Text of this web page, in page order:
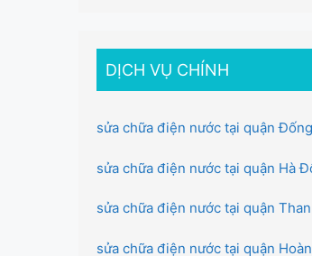
DỊCH VỤ CHÍNH
sửa chữa điện nước tại quận
sửa chữa điện nước tại quận Hà
sửa chữa điện nước tại quận
sửa chữa điện nước tại quận